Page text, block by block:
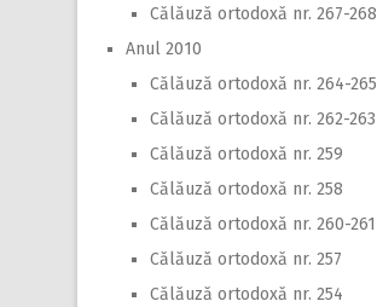
Călăuză ortodoxă nr. 267-268
Anul 2010
Călăuză ortodoxă nr. 264-265
Călăuză ortodoxă nr. 262-263
Călăuză ortodoxă nr. 259
Călăuză ortodoxă nr. 258
Călăuză ortodoxă nr. 260-261
Călăuză ortodoxă nr. 257
Călăuză ortodoxă nr. 254